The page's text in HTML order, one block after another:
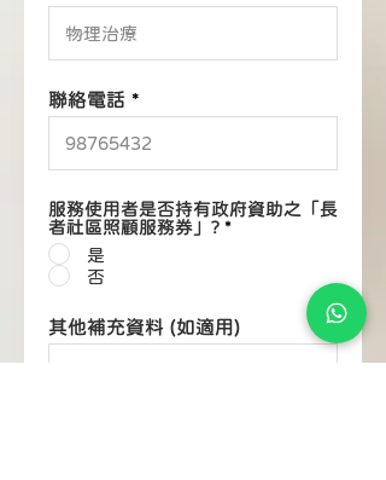
聯絡電話
服務使用者是否持有政府資助之「長
者社區照顧服務券」? *
是
否
其他補充資料 (如適用)